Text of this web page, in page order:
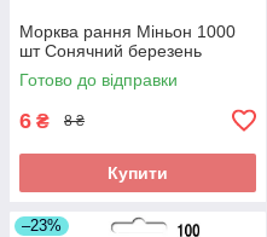
Морква рання Міньон 1000
шт Сонячний березень
Готово до відправки
6 ₴ 8 ₴
Купити
–23%